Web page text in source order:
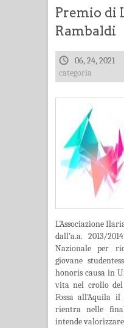
Premio di
Rambaldi
06, 24, 2021
categoria
L’Associazione
dall’a.a. 2013/
Nazionale per
giovane
honoris causa in
vita nel crollo del
Fossa all’Aquila
rientra nelle
intende